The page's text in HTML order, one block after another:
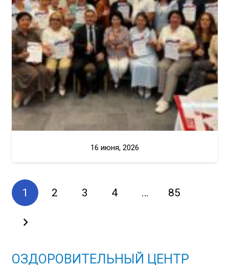
16 июня, 2026
1 2 3 4 … 85
ОЗДОРОВИТЕЛЬНЫЙ ЦЕНТР